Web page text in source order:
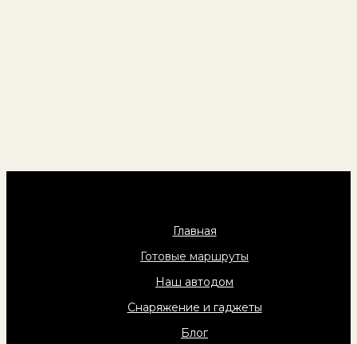
Главная
Готовые маршруты
Наш автодом
Снаряжение и гаджеты
Блог